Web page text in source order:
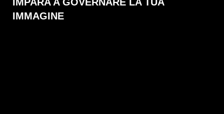
IMMAGINE